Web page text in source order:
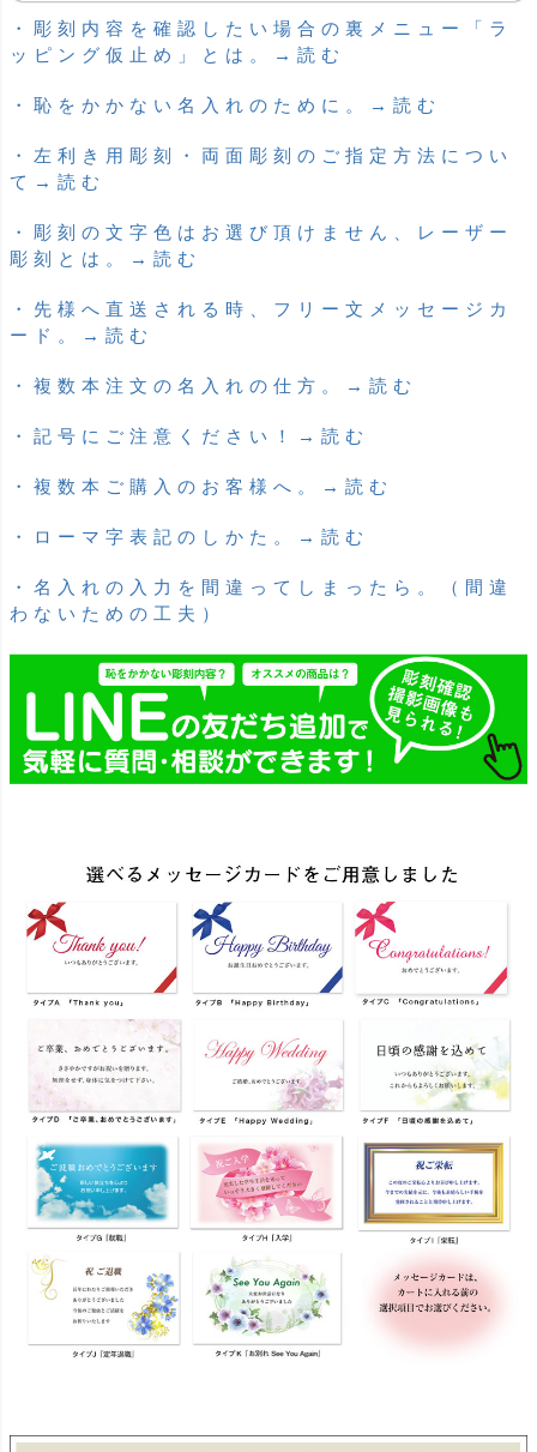
・彫刻内容を確認したい場合の裏メニュー「ラ
ッピング仮止め」とは。→読む
・恥をかかない名入れのために。→読む
・左利き用彫刻・両面彫刻のご指定方法につい
て→読む
・彫刻の文字色はお選び頂けません、レーザー
彫刻とは。→読む
・先様へ直送される時、フリー文メッセージカ
ード。→読む
・複数本注文の名入れの仕方。→読む
・記号にご注意ください！→読む
・複数本ご購入のお客様へ。→読む
・ローマ字表記のしかた。→読む
・名入れの入力を間違ってしまったら。（間違
わないための工夫）